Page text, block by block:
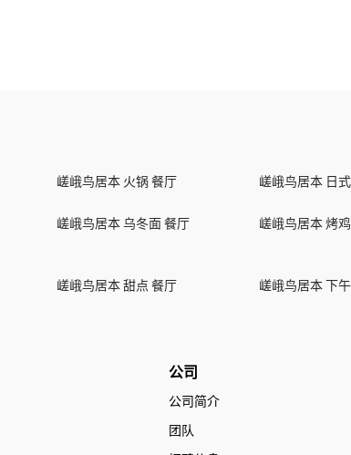
嵯峨鸟居本 火锅 餐厅 嵯峨鸟居本 日
嵯峨鸟居本 乌冬面 餐厅 嵯峨鸟居本 烤
嵯峨鸟居本 甜点 餐厅 嵯峨鸟居本 下
公司
公司简介
团队